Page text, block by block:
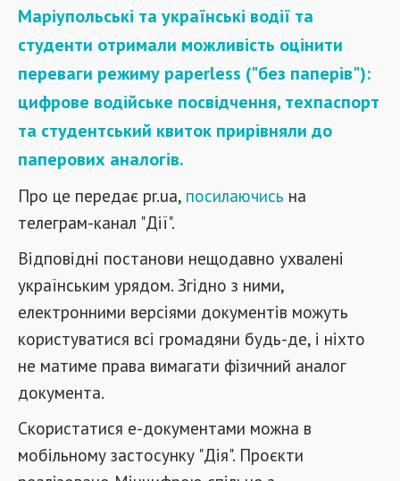
Маріупольські та українські водії та
студенти отримали можливість оцінити
переваги режиму paperless ("без паперів"):
цифрове водійське посвідчення, техпаспорт
та студентський квиток прирівняли до
паперових аналогів.
Про це передає pr.ua, посилаючись на
телеграм-канал "Дії".
Відповідні постанови нещодавно ухвалені
українським урядом. Згідно з ними,
електронними версіями документів можуть
користуватися всі громадяни будь-де, і ніхто
не матиме права вимагати фізичний аналог
документа.
Скористатися е-документами можна в
мобільному застосунку "Дія". Проєкти